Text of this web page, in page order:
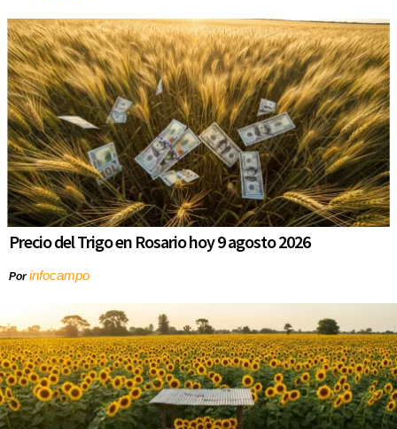
Precio del Trigo en Rosario hoy 9 agosto 2026
Porinfocampo